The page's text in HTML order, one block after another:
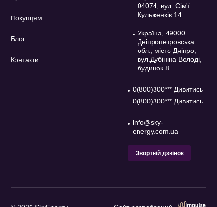
Покупцям
Блог
Контакти
04074, вул. Сім'ї
Кульженків 14.
Україна, 49000,
Дніпропетровська
обл., місто Дніпро,
вул.Дубініна Володі,
будинок 8
0(800)300*** Дивитись
0(800)300*** Дивитись
info@sky-
energy.com.ua
Звортній дзвінок